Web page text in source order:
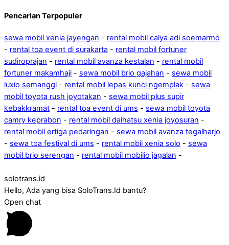
Pencarian Terpopuler
sewa mobil xenia jayengan - rental mobil calya adi soemarmo
- rental toa event di surakarta - rental mobil fortuner
sudiroprajan - rental mobil avanza kestalan - rental mobil
fortuner makamhaji - sewa mobil brio gajahan - sewa mobil
luxio semanggi - rental mobil lepas kunci ngemplak - sewa
mobil toyota rush joyotakan - sewa mobil plus supir
kebakkramat - rental toa event di ums - sewa mobil toyota
camry keprabon - rental mobil daihatsu xenia joyosuran -
rental mobil ertiga pedaringan - sewa mobil avanza tegalharjo
- sewa toa festival di ums - rental mobil xenia solo - sewa
mobil brio serengan - rental mobil mobilio jagalan -
solotrans.id
Hello, Ada yang bisa SoloTrans.Id bantu?
Open chat